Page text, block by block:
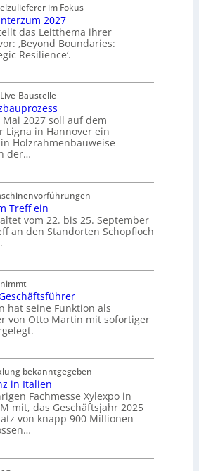
im Fokus
2027
das Leitthema ihrer
‚Beyond Boundaries:
Resilience‘.
Baustelle
Mai 2027 soll auf dem
Ligna in Hannover ein
Holzrahmenbauweise
der…
Treff ein
vom 22. bis 25. September
an den Standorten Schopfloch
hat seine Funktion als
von Otto Martin mit sofortiger
bekanntgegeben
in Italien
Fachmesse Xylexpo in
mit, das Geschäftsjahr 2025
von knapp 900 Millionen